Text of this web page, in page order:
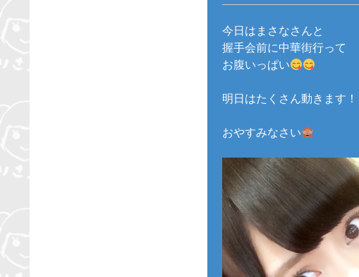
今日はまさなさんと
握手会前に中華街行って
お腹いっぱい
明日はたくさん動きます！
おやすみなさい